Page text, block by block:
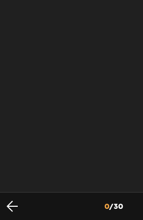
0/30